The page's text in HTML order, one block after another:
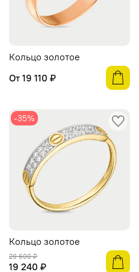
Кольцо золотое
От 19 110 ₽
-35%
Кольцо золотое
29 600 ₽
19 240 ₽